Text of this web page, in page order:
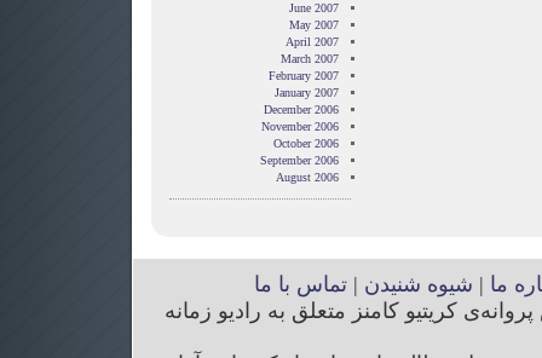
June 2007
May 2007
April 2007
March 2007
February 2007
January 2007
December 2006
November 2006
October 2006
September 2006
August 2006
ما | شیوه شنیدن |تماس با ما
کریتیو کامنز متعلق به رادیو زمانه